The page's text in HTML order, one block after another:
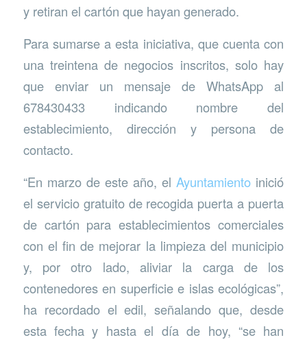
y retiran el cartón que hayan generado.
Para sumarse a esta iniciativa, que cuenta con
una treintena de negocios inscritos, solo hay
que enviar un mensaje de WhatsApp al
678430433 indicando nombre del
establecimiento, dirección y persona de
contacto.
“En marzo de este año, elAyuntamiento inició
el servicio gratuito de recogida puerta a puerta
de cartón para establecimientos comerciales
con el fin de mejorar la limpieza del municipio
y, por otro lado, aliviar la carga de los
contenedores en superficie e islas ecológicas”,
ha recordado el edil, señalando que, desde
esta fecha y hasta el día de hoy, “se han